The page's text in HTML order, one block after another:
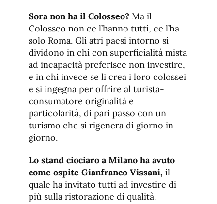
Sora non ha il Colosseo? Ma il
Colosseo non ce l’hanno tutti, ce l’ha
solo Roma. Gli atri paesi intorno si
dividono in chi con superficialità mista
ad incapacità preferisce non investire,
e in chi invece se li crea i loro colossei
e si ingegna per offrire al turista-
consumatore originalità e
particolarità, di pari passo con un
turismo che si rigenera di giorno in
giorno.
Lo stand ciociaro a Milano ha avuto
come ospite Gianfranco Vissani, il
quale ha invitato tutti ad investire di
più sulla ristorazione di qualità.